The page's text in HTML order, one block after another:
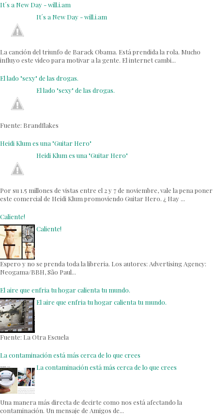
It´s a New Day - will.i.am
It´s a New Day - will.i.am
La canción del triunfo de Barack Obama. Está prendida la rola. Mucho
influyo este video para motivar a la gente. El internet cambi...
El lado "sexy" de las drogas.
El lado "sexy" de las drogas.
Fuente: Brandflakes
Heidi Klum es una "Guitar Hero"
Heidi Klum es una "Guitar Hero"
Por su 1.5 millones de vistas entre el 2 y 7 de noviembre, vale la pena poner
este comercial de Heidi Klum promoviendo Guitar Hero. ¿ Hay ...
Caliente!
Caliente!
Espero y no se prenda toda la libreria. Los autores: Advertising Agency:
Neogama/BBH, São Paul...
El aire que enfria tu hogar calienta tu mundo.
El aire que enfria tu hogar calienta tu mundo.
Fuente: La Otra Escuela
La contaminación está más cerca de lo que crees
La contaminación está más cerca de lo que crees
Una manera más directa de decirte como nos está afectando la
contaminación. Un mensaje de Amigos de...